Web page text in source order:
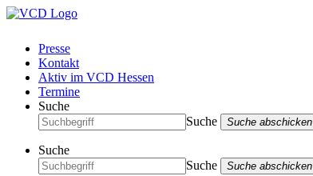
Presse
Kontakt
Aktiv im VCD Hessen
Termine
Suche
Suche
Suche abschicken
Suche
Suche
Suche abschicken